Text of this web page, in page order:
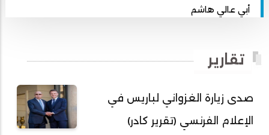
أبي عالي هاشم
أحمد بداه
أحمد دداهي مختار
أحمد زيدان ولد محمد محمود
أحمد سالم بكار
تقارير
صدى زيارة الغزواني لباريس في
الإعلام الفرنسي (تقرير كادر)